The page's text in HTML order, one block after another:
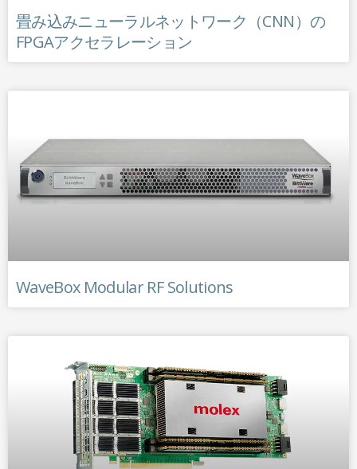
畳み込みニューラルネットワーク（CNN）の
FPGAアクセラレーション
WaveBox Modular RF Solutions